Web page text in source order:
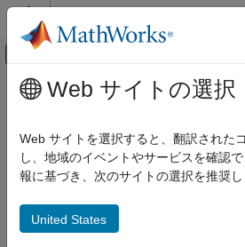
コンテンツへスキップ
オフキャンバス ナ
ドキュメンテーションのホーム
DSP System Toolbox
Filter Design and Analysis
メインコンテンツ
designopts
Valid input arguments and values for
method
collapse all in page
Syntax
Web サイトの選択
Web サイトを選択すると、翻訳された
し、地域のイベントやサービスを確認
報に基づき、次のサイトの選択を推奨
United States